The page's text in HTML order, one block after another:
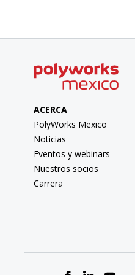
ACERCA
PolyWorks Mexico
Noticias
Eventos y webinars
Nuestros socios
Carrera